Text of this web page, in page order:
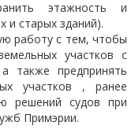
этажность и
и старых зданий).
работу с тем, чтобы
участков с
также предпринять
участков , ранее
решений судов при
Примэрии.